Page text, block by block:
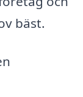
bäst.